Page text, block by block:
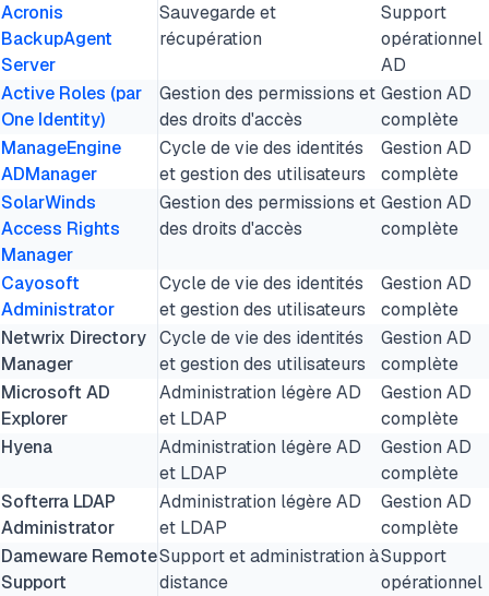
Acronis
BackupAgent
Server
Sauvegarde et
récupération
Support
opérationnel
AD
Active Roles (par
One Identity)
Gestion des permissions et
des droits d'accès
Gestion AD
complète
ManageEngine
ADManager
Cycle de vie des identités
et gestion des utilisateurs
Gestion AD
complète
SolarWinds
Access Rights
Manager
Gestion des permissions et
des droits d'accès
Gestion AD
complète
Cayosoft
Administrator
Cycle de vie des identités
et gestion des utilisateurs
Gestion AD
complète
Netwrix Directory
Manager
Cycle de vie des identités
et gestion des utilisateurs
Gestion AD
complète
Microsoft AD
Explorer
Administration légère AD
et LDAP
Gestion AD
complète
Hyena
Administration légère AD
et LDAP
Gestion AD
complète
Softerra LDAP
Administrator
Administration légère AD
et LDAP
Gestion AD
complète
Dameware Remote
Support
Support et administration à
distance
Support
opérationnel
ManageEngine ADAudit Plus
SolarWinds Permission Analyzer
BeyondTrust AD Bridge
Specops Password Policy
Netwrix Account Lockout Examiner
Quest Recovery Manager for AD
Authentification AD pour les systèmes Linux
FAQ
Citer cette recherche